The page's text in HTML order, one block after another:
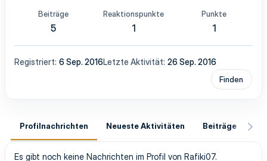
Beiträge
5
Reaktionspunkte
1
Punkte
1
Registriert 6 Sep. 2016Letzte Aktivität 26 Sep. 2016
Finden
Profilnachrichten Neueste Aktivitäten Beiträge
Es gibt noch keine Nachrichten im Profil von Rafiki07.